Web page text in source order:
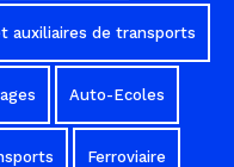
auxiliaires de transports
Auto-Ecoles
Ferroviaire